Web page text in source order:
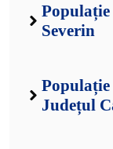
Severin
Populație
Județul